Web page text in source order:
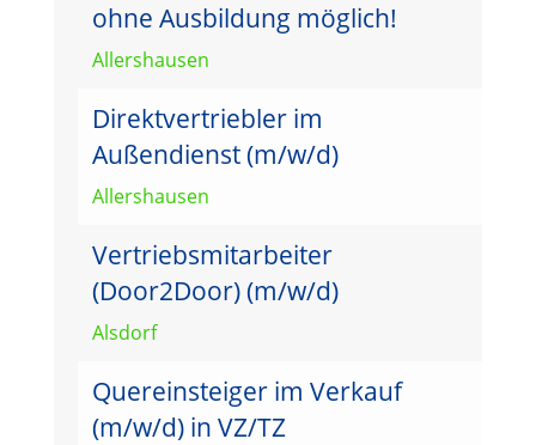
ohne Ausbildung möglich!
Allershausen
Direktvertriebler im
Außendienst (m/w/d)
Allershausen
Vertriebsmitarbeiter
(Door2Door) (m/w/d)
Alsdorf
Quereinsteiger im Verkauf
(m/w/d) in VZ/TZ